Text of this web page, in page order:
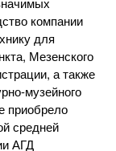
компании
для
Мезенского
а также
музейного
приобрело
средней
АГД